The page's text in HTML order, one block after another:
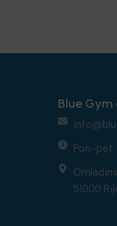
Blue Gym
Pon-pet:
51000